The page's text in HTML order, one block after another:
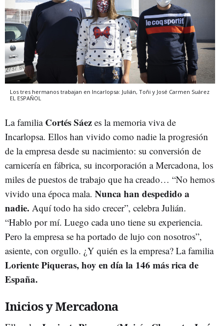
Los tres hermanos trabajan en Incarlopsa: Julián, Toñi y José Carmen Suárez
EL ESPAÑOL
La familia Cortés Sáez es la memoria viva de
Incarlopsa. Ellos han vivido como nadie la progresión
de la empresa desde su nacimiento: su conversión de
carnicería en fábrica, su incorporación a Mercadona, los
miles de puestos de trabajo que ha creado… “No hemos
vivido una época mala. Nunca han despedido a
nadie. Aquí todo ha sido crecer”, celebra Julián.
“Hablo por mí. Luego cada uno tiene su experiencia.
Pero la empresa se ha portado de lujo con nosotros”,
asiente, con orgullo. ¿Y quién es la empresa? La familia
Loriente Piqueras, hoy en día la 146 más rica de
España.
Inicios y Mercadona